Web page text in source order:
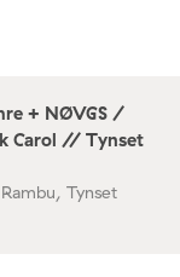
+ NØVGS /
Carol // Tynset
Tynset